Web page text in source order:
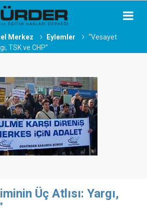
Merkez Eylemler
“Vesayet
TSK ve CHP”
Üç Atlısı: Yargı,